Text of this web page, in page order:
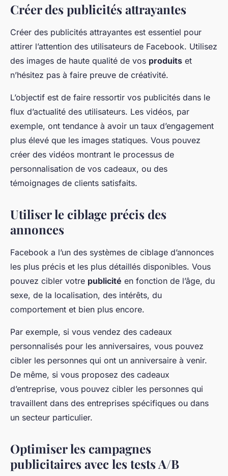
Créer des publicités attrayantes
Créer des publicités attrayantes est essentiel pour
attirer l’attention des utilisateurs de Facebook. Utilisez
des images de haute qualité de vos produits et
n’hésitez pas à faire preuve de créativité.
L’objectif est de faire ressortir vos publicités dans le
flux d’actualité des utilisateurs. Les vidéos, par
exemple, ont tendance à avoir un taux d’engagement
plus élevé que les images statiques. Vous pouvez
créer des vidéos montrant le processus de
personnalisation de vos cadeaux, ou des
témoignages de clients satisfaits.
Utiliser le ciblage précis des
annonces
Facebook a l’un des systèmes de ciblage d’annonces
les plus précis et les plus détaillés disponibles. Vous
pouvez cibler votre publicité en fonction de l’âge, du
sexe, de la localisation, des intérêts, du
comportement et bien plus encore.
Par exemple, si vous vendez des cadeaux
personnalisés pour les anniversaires, vous pouvez
cibler les personnes qui ont un anniversaire à venir.
De même, si vous proposez des cadeaux
d’entreprise, vous pouvez cibler les personnes qui
travaillent dans des entreprises spécifiques ou dans
un secteur particulier.
Optimiser les campagnes
publicitaires avec les tests A/B